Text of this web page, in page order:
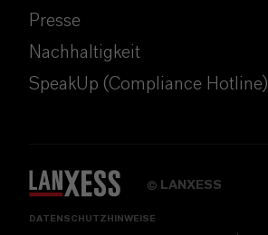
Presse
Nachhaltigkeit
SpeakUp (Compliance Hotline)
© LANXESS
DATENSCHUTZHINWEISE